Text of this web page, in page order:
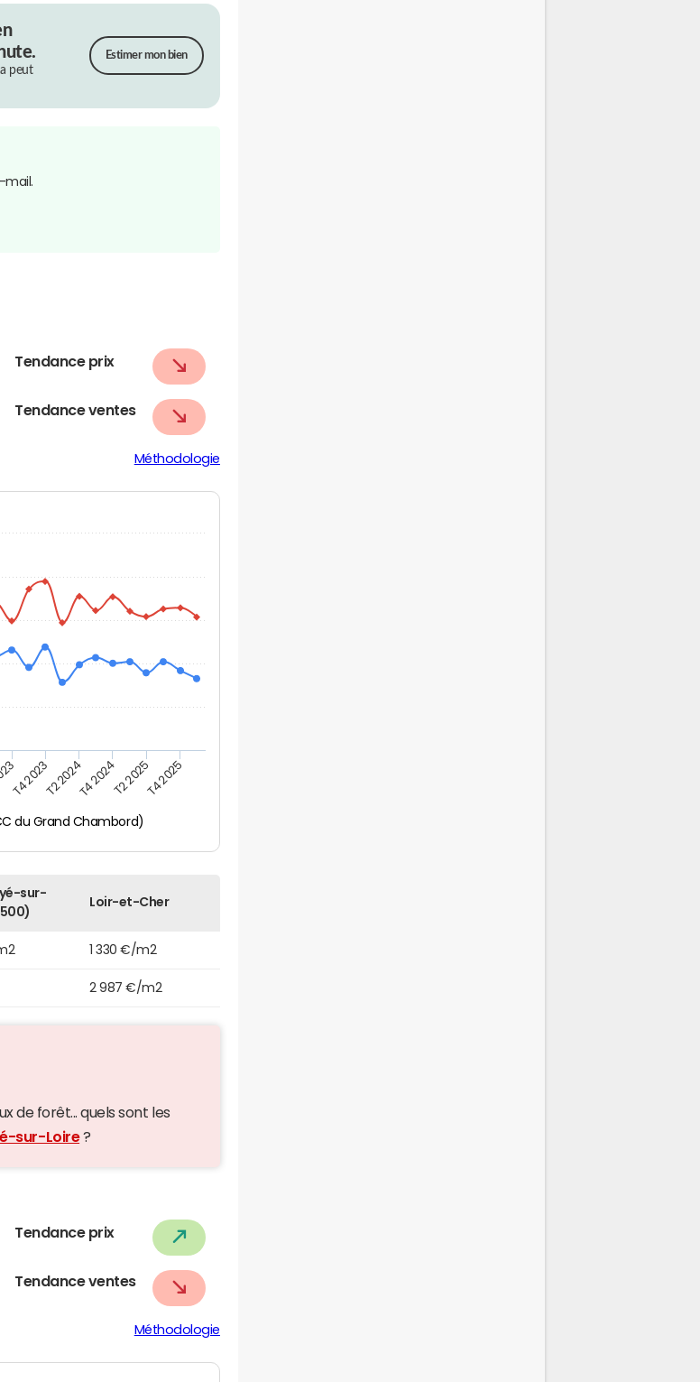
peut
Estimer mon bien
mail.
Tendance prix
Tendance ventes
Méthodologie
du Grand Chambord)
T4 2023T2 2024T4 2024T2 2025T4 2025
sur-
Loir-et-Cher
1 330 €/m2
2 987 €/m2
de forêt... quels sont les
sur-Loire?
Tendance prix
Tendance ventes
Méthodologie